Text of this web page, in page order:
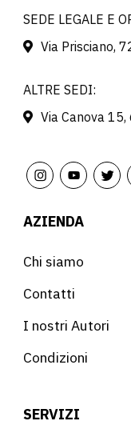
SEDE LEGALE E
Via Prisciano,
ALTRE SEDI:
Via Canova
AZIENDA
Chi siamo
Contatti
I nostri Autori
Condizioni
SERVIZI